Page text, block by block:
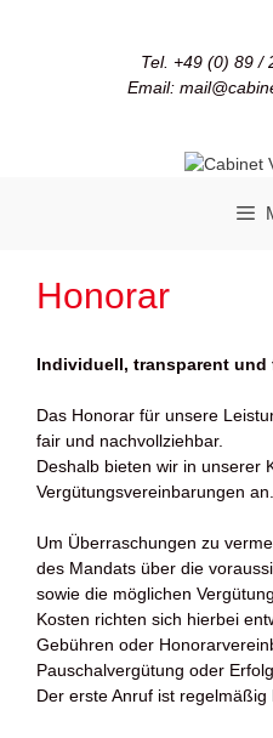
Tel. +49 (0) 89 /
Email:
Honorar
Individuell, transparent und
Das Honorar für unsere
fair und nachvollziehbar.
Deshalb bieten wir in unserer
Vergütungsvereinbarungen an.
Um Überraschungen zu
des Mandats über die
sowie die möglichen
Kosten richten sich hierbei
Gebühren oder
Pauschalvergütung oder
Der erste Anruf ist regelmäßig